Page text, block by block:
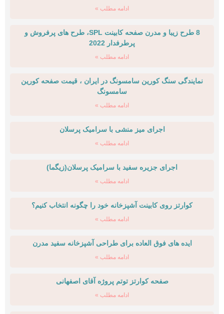
ادامه مطلب »
8 طرح زیبا و مدرن صفحه کابینت SPL، طرح های پرفروش و
پرطرفدار 2022
ادامه مطلب »
نمایندگی سنگ کورین سامسونگ در ایران ، قیمت صفحه کورین
سامسونگ
ادامه مطلب »
اجرای میز منشی با سرامیک پرسلان
ادامه مطلب »
اجرای جزیره سفید با سرامیک پرسلان(زیگما)
ادامه مطلب »
کوارتز روی کابینت آشپزخانه خود را چگونه انتخاب کنیم؟
ادامه مطلب »
ایده های فوق العاده برای طراحی آشپزخانه سفید مدرن
ادامه مطلب »
صفحه کوارتز توتم پروژه آقای اصفهانی
ادامه مطلب »